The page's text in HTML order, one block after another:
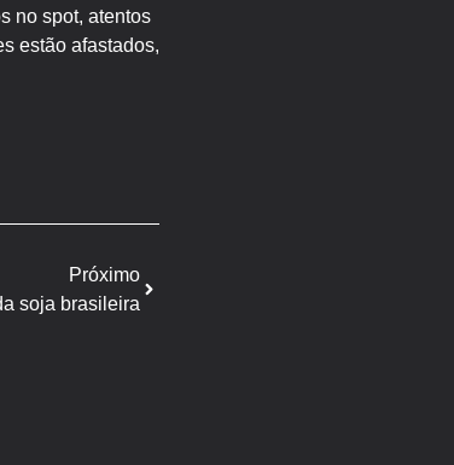
no spot, atentos
estão afastados,
Próximo
soja brasileira